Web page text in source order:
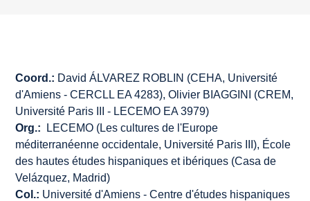
Coord.: David ÁLVAREZ ROBLIN (CEHA, Université
d'Amiens - CERCLL EA 4283), Olivier BIAGGINI (CREM,
Université Paris III - LECEMO EA 3979)
Org.:
LECEMO (Les cultures de l'Europe
méditerranéenne occidentale, Université Paris III), École
des hautes études hispaniques et ibériques (Casa de
Velázquez, Madrid)
Col.: Université d'Amiens - Centre d'études hispaniques